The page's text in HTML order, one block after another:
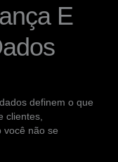
E
definem o que
clientes,
você não se